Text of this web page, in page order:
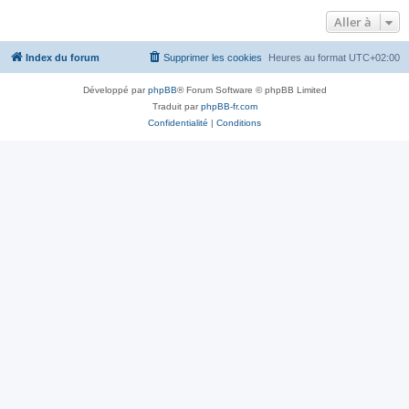
Aller à
Index du forum Heures au format UTC+02:00
Supprimer les cookies
Développé parphpBB® Forum Software © phpBB Limited
Traduit parphpBB-fr.com
Confidentialité | Conditions